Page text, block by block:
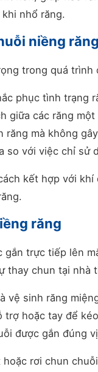
nhổ răng.
niềng răng
trong quá
phục tình trạng
giữa các răng
mà không
so với việc chỉ sử
kết hợp với
răng
trực tiếp lên
thay chun tại nhà
vệ sinh răng
trợ hoặc tay để
được gắn đúng
rơi chun